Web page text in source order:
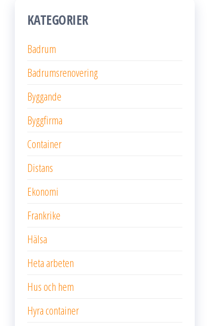
KATEGORIER
Badrum
Badrumsrenovering
Byggande
Byggfirma
Container
Distans
Ekonomi
Frankrike
Hälsa
Heta arbeten
Hus och hem
Hyra container